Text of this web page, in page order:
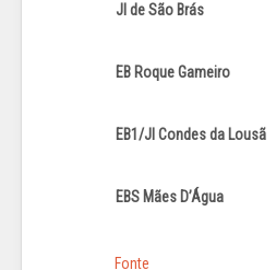
JI de São Brás
EB Roque Gameiro
EB1/JI Condes da Lousã
EBS Mães D’Água
Fonte